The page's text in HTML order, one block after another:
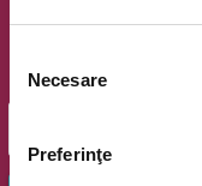
consimțământului
Necesare
Preferinţe
Oferte exclusive
Email